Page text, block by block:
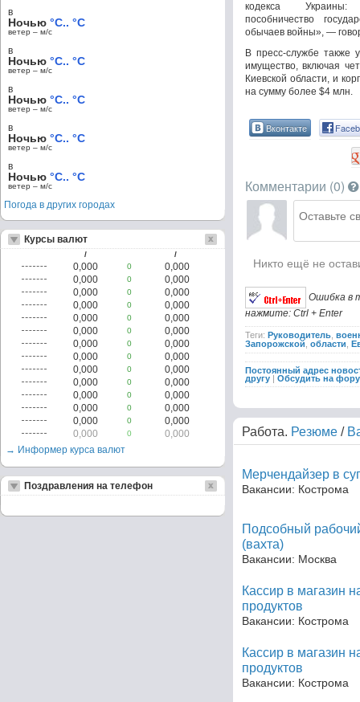
кодекса Украины:
пособничество
обычаев войны», —
В пресс-службе также
имущество, включая
Киевской области, и
на сумму более $4 млн.
Вконтакте
Комментарии (0)
Никто ещё не
Ошибка в
нажмите: Ctrl + Enter
Теги: Руководитель
Запорожской области
Постоянный адрес
другу | Обсудить на
Работа. Резюме /
Мерчендайзер в
Вакансии: Кострома
Подсобный
(вахта)
Вакансии: Москва
Кассир в магазин
продуктов
Вакансии: Кострома
Кассир в магазин
продуктов
Вакансии: Кострома
в
Ночью °C.. °C
ветер – м/c
в
Ночью °C.. °C
ветер – м/c
в
Ночью °C.. °C
ветер – м/c
в
Ночью °C.. °C
ветер – м/c
в
Ночью °C.. °C
ветер – м/c
Погода в других городах
Курсы валют
/ /
0,000 0
0,000
0,000
0
0,000
0,000
0
0,000
0,000
0
0,000
0,000
0
0,000
0,000
0
0,000
0,000
0
0,000
0,000
0
0,000
0,000
0
0,000
0,000
0
0,000
0,000
0
0,000
0,000
0
0,000
0,000
0
0,000
0,000
0
0,000
→ Информер курса валют
Поздравления на телефон